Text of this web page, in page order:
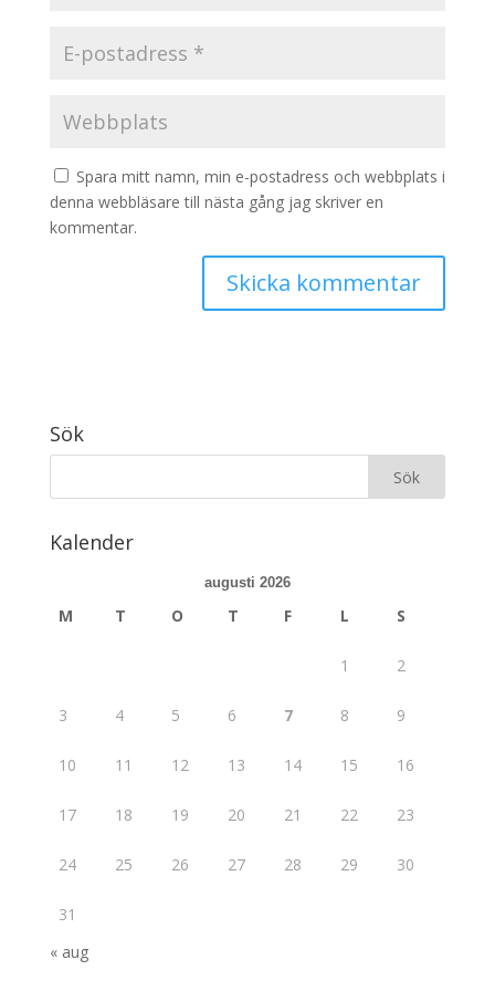
Spara mitt namn, min e-postadress och webbplats i
denna webbläsare till nästa gång jag skriver en
kommentar.
Sök
Kalender
augusti 2026
M T O T F L S
1 2
3 4 5 6 7 8 9
10 11 12 13 14 15 16
17 18 19 20 21 22 23
24 25 26 27 28 29 30
31
« aug